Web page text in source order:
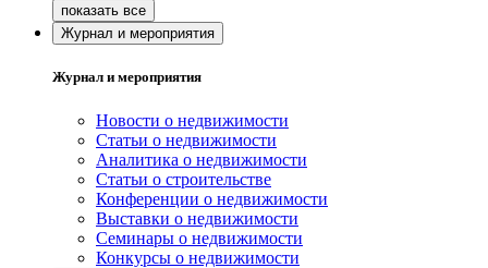
Журнал и мероприятия
Журнал и мероприятия
Новости о недвижимости
Статьи о недвижимости
Аналитика о недвижимости
Статьи о строительстве
Конференции о недвижимости
Выставки о недвижимости
Семинары о недвижимости
Конкурсы о недвижимости